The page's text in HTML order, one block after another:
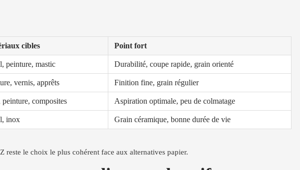
cibles Point fort
peinture, mastic Durabilité, coupe rapide, grain orienté
vernis, apprêts Finition fine, grain régulier
peinture, composites Aspiration optimale, peu de colmatage
inox Grain céramique, bonne durée de vie
reste le choix le plus cohérent face aux alternatives papier.